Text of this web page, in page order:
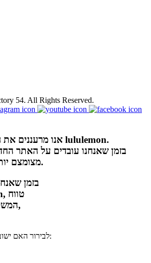
54. All Rights Reserved.
אנו מרעננים את חוויית הקנייה באתר lululemon.
בזמן שאנחנו עובדים על האתר
מצומצם יותר, עקב מלאי מוגבל.
בזמן
חדש של lululemon, טווח
המשלוחים מצומצם יותר,
לבירור האם ישובך מופיע באיזור השילוח: